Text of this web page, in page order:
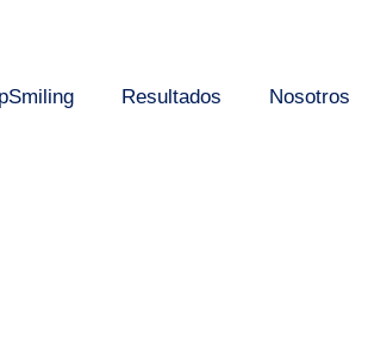
Resultados Nosotros